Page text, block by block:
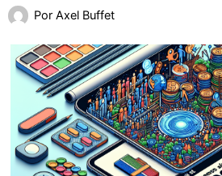
Por Axel Buffet